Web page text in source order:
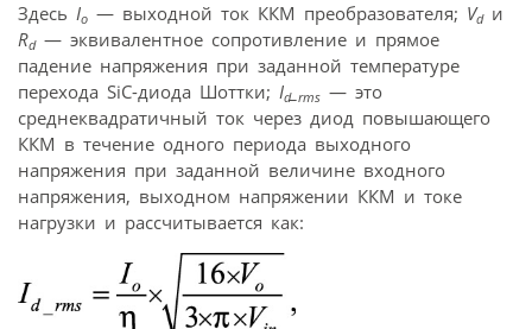
Здесь Io — выходной ток ККМ преобразователя; Vdи
Rd— эквивалентное сопротивление и прямое
падение напряжения при заданной температуре
перехода SiC-диода Шоттки; Id_ rms — это
среднеквадратичный ток через диод повышающего
ККМ в течение одного периода выходного
напряжения при заданной величине входного
напряжения, выходном напряжении ККМ и токе
нагрузки и рассчитывается как: